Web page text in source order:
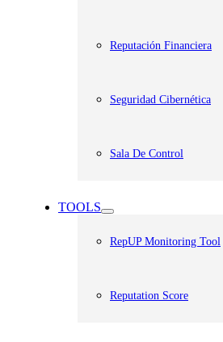
Reputación Financiera
Seguridad Cibernética
Sala De Control
TOOLS
RepUP Monitoring Tool
Reputation Score